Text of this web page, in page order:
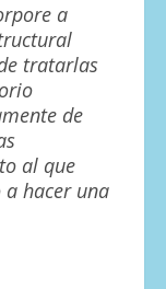
a
tratarlas
de
al que
hacer una